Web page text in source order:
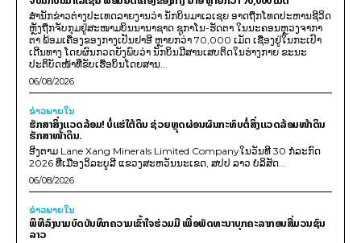
ສຳນັກຂ່າວຕ່າງປະເທດລາຍງານວ່າ ນັກບິນມາເລເຊຍ ອາດຖືກໂທດປະຫານຊີວິດ
ຫຼັງຖືກຈັບກຸມຢູ່ສະໜາມບິນນານາຊາດ ຊູກາໂນ-ຮັດຕາ ໃນນະຄອນຫຼວງຈາກາ
ຕາ ພ້ອມເຄື່ອງຂອງກາງເປັນຢາອີ ຫຼາຍກວ່າ 70,000 ເມັດ ເຊື່ອງຢູ່ໃນກະເປົາ
ເດີນທາງ ໂດຍຜົນກວດຍັງພົບວ່າ ນັກບິນມີສານເສບຕິດໃນຮ່າງກາຍ ຂະນະ
ປະຕິບັດໜ້າທີ່ຂັບເຮືອບິນໂດຍສານ...
06/08/2026
ຂ່າວພາຍ​ໃນ
ຮັກສາສິ່ງແວດລ້ອມ! ບໍ່ແຮ່ໃຕ້ດິນ ຊ່ວຍຫຼຸດຜ່ອນຜົນກະທົບຕໍ່ສິ່ງແວດລ້ອມໜ້າດິນ
ຮັກສາໜ້າດິນ.
ອີງຕາມ Lane Xang Minerals Limited Companyໃນວັນທີ 30 ກໍລະກົດ
2026 ທີ່ເມືອງວິລະບູລີ ແຂວງສະຫວັນນະເຂດ, ສປປ ລາວ ບໍລິສັດ...
06/08/2026
ຂ່າວພາຍ​ໃນ
ພິທີລົງນາມບົດບັນທຶກຄວາມເຂົ້າໃຈຮ່ວມມື ເພື່ອພັດທະນາບຸກຄະລາກອນສື່ມວນຊົນ
ລາວ